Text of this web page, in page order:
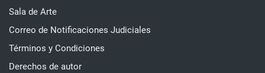
Sala de Arte
Correo de Notificaciones Judiciales
Términos y Condiciones
Derechos de autor